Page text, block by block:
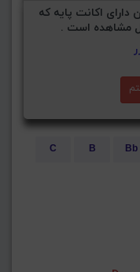
دارای اکانت پایه که
مشاهده است .
Bb
B
C